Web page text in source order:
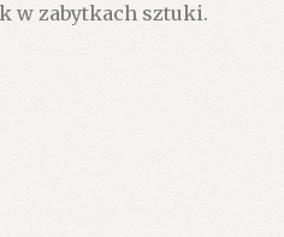
w zabytkach sztuki.